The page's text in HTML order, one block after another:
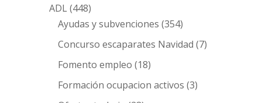
ADL(448)
Ayudas y subvenciones (354)
Concurso escaparates Navidad (7)
Fomento empleo (18)
Formación ocupacion activos (3)